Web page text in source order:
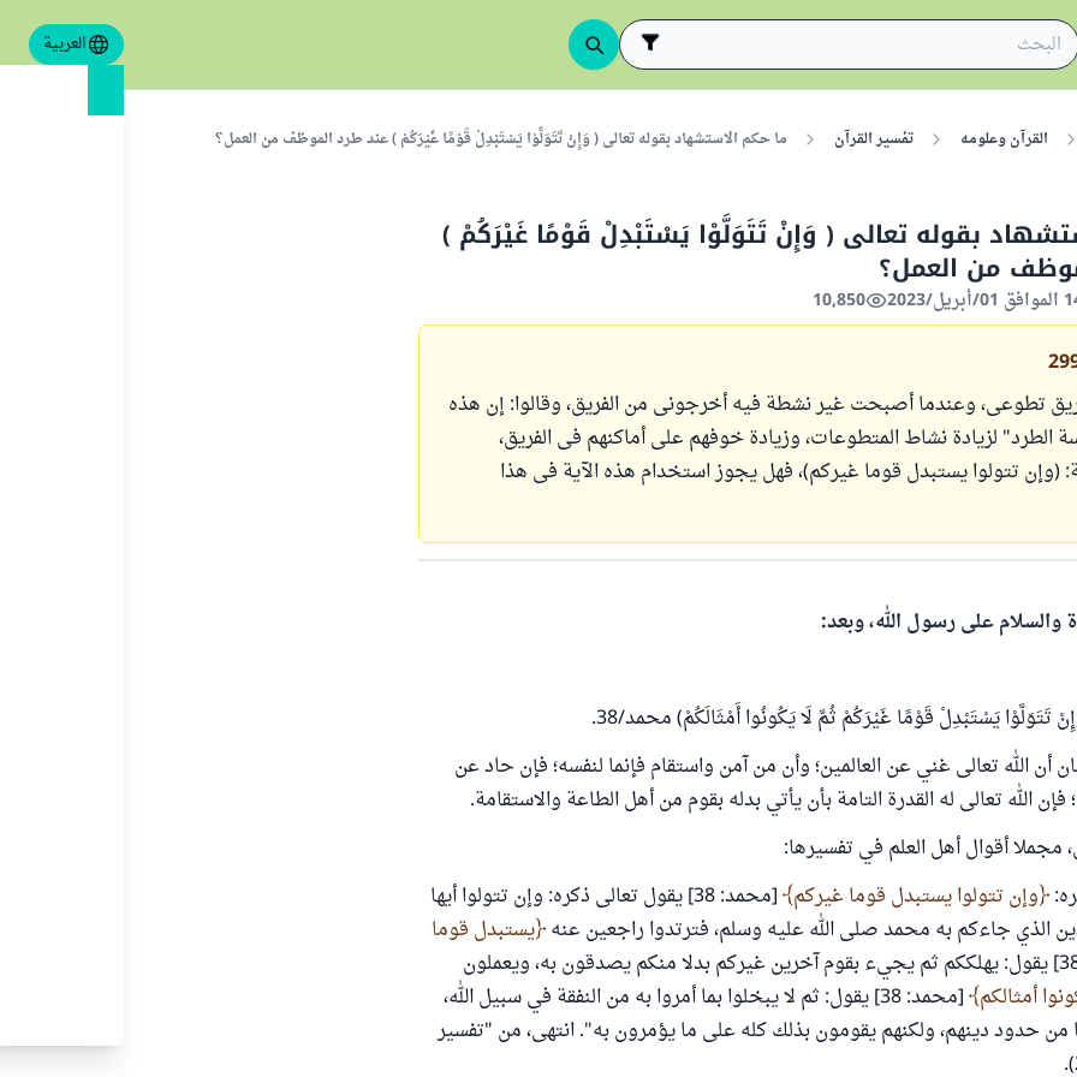
العربية
القرآن وعلومه تفسير القرآن ما حكم الاستشهاد بقوله تعالى ( وَإِنْ تَتَوَلَّوْا يَسْتَبْدِلْ قَوْمًا غَيْرَكُمْ ) عند طرد الموظف من العمل؟
بقوله تعالى ( وَإِنْ تَتَوَلَّوْا يَسْتَبْدِلْ قَوْمًا غَيْرَكُمْ )
من العمل؟
10,850
تطوعى، وعندما أصبحت غير نشطة فيه أخرجونى من الفريق، وقالوا: إن هذه
الطرد" لزيادة نشاط المتطوعات، وزيادة خوفهم على أماكنهم فى الفريق،
(وإن تتولوا يستبدل قوما غيركم)، فهل يجوز استخدام هذه الآية فى هذا
والسلام على رسول الله، وبعد:
تَتَوَلَّوْا يَسْتَبْدِلْ قَوْمًا غَيْرَكُمْ ثُمَّ لَا يَكُونُوا أَمْثَالَكُمْ) محمد/38.
أن الله تعالى غني عن العالمين؛ وأن من آمن واستقام فإنما لنفسه؛ فإن حاد عن
الله تعالى له القدرة التامة بأن يأتي بدله بقوم من أهل الطاعة والاستقامة.
مجملا أقوال أهل العلم في تفسيرها:
وإن تتولوا يستبدل قوما غيركم
[محمد: 38] يقول تعالى ذكره: وإن تتولوا أيها
الذي جاءكم به محمد صلى الله عليه وسلم، فترتدوا راجعين عنه يستبدل قوما
[محمد: 38] يقول: يهلككم ثم يجيء بقوم آخرين غيركم بدلا منكم يصدقون به، ويعملون
أمثالكم
[محمد: 38] يقول: ثم لا يبخلوا بما أمروا به من النفقة في سبيل الله،
حدود دينهم، ولكنهم يقومون بذلك كله على ما يؤمرون به". انتهى، من "تفسير